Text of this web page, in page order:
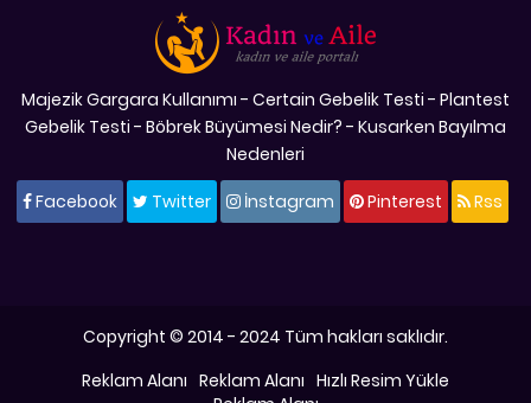
Majezik Gargara Kullanımı - Certain Gebelik Testi - Plantest
Gebelik Testi - Böbrek Büyümesi Nedir? - Kusarken Bayılma
Nedenleri
Facebook
Twitter İnstagram Pinterest Rss
Copyright © 2014 - 2024 Tüm hakları saklıdır.
Reklam Alanı Reklam Alanı Hızlı Resim Yükle